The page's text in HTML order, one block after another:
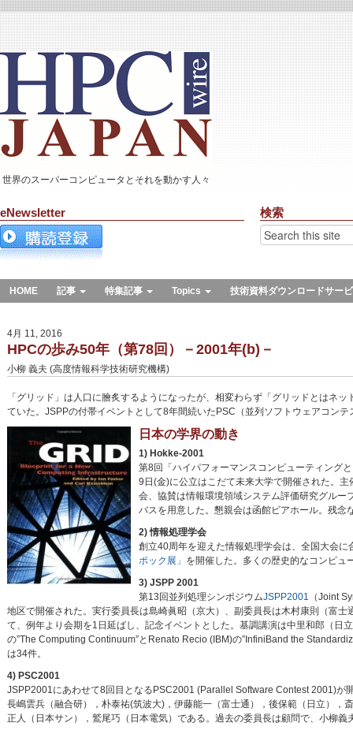
世界のスーパーコンピュータとそれを動かす人々
eNewsletter 検索
HOME 記事 特集記事 Topics 技術資料ダウンロードサー
4月 11, 2016
HPCの歩み50年（第78回）－2001年(b)－
小柳 義夫 (高度情報科学技術研究機構)
「グリッド」は人口に膾炙するようになったが、相変わらず「グリッドとはネ
ていた。JSPPの付帯イベントとして8年間続いたPSC（並列ソフトウェアコン
日本の学界の動き
1) Hokke-2001
第8回「ハイパフォーマンスコンピューティング
9日(金)に公立はこだて未来大学で開催された。
会、協賛は情報環境領域システム評価研究グル
バスを用意した。懇親会は函館ビアホール。残
2) 情報処理学会
創立40周年を迎えた情報処理学会は、全国大会
ポック展」 を開催した。多くの歴史的なコンピュ
3) JSPP 2001
第13回並列処理シンポジウムJSPP2001 （Joint
地区で開催された。実行委員長は島崎眞昭（京大）、副委員長は木村康則（富
て、例年より会期を1日延ばし、記念イベントとした。基調講演は中里和郎（
の”The Computing Continuum”とRenato Recio (IBM)の”InfiniBand the
は34件。
4) PSC2001
JSPP2001にあわせて8回目となるPSC2001 (Parallel Software Contest 2001)が
長嶋雲兵（融合研），朴泰祐(筑波大)，伊藤能一（富士通），後保範（日立）
正人（日本サン），鷲尾巧（日本電気）である。過去の委員長は顧問で、小柳